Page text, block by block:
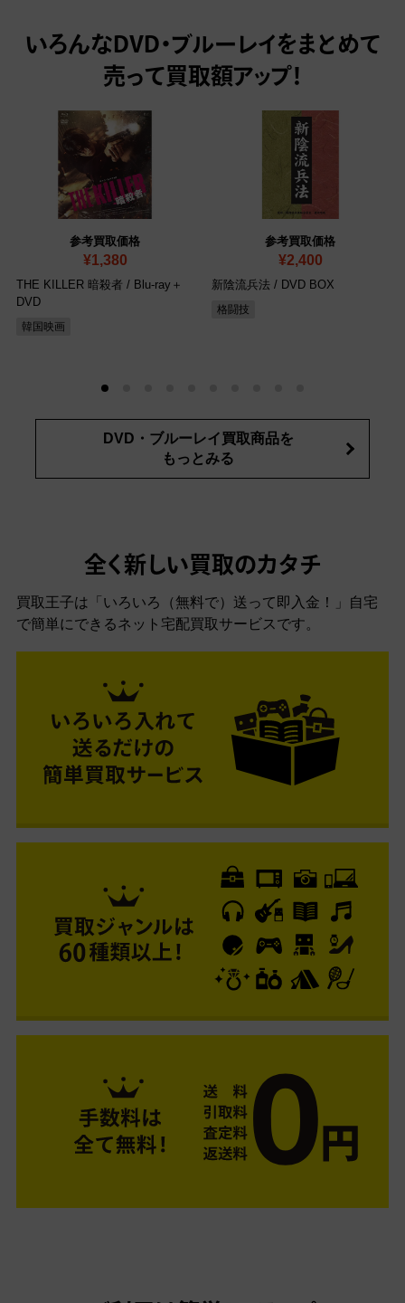
いろんなDVD・ブルーレイをまとめて
売って買取額アップ！
参考買取価格
¥1,380
THE KILLER 暗殺者 / Blu-ray＋
DVD
韓国映画
参考買取価格
¥2,400
新陰流兵法 / DVD BOX
格闘技
DVD・ブルーレイ買取商品を
もっとみる
全く新しい買取のカタチ
買取王子は「いろいろ（無料で）送って即入金！」自宅
で簡単にできるネット宅配買取サービスです。